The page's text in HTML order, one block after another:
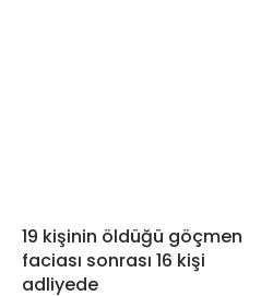
19 kişinin öldüğü göçmen
faciası sonrası 16 kişi
adliyede